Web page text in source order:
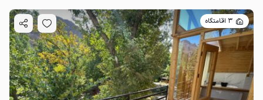
4.3میلیون ت 4.4
3 اقامتگاه